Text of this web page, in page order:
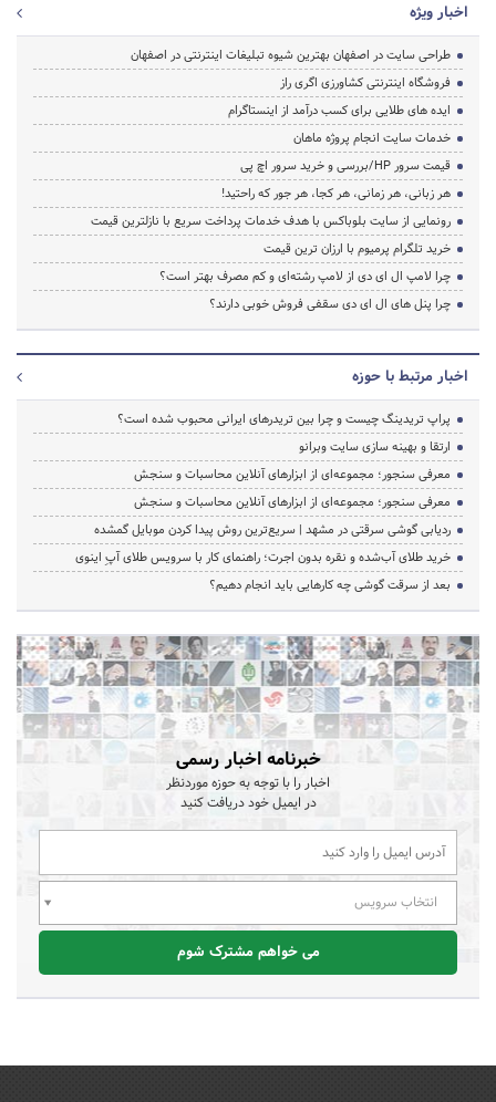
اخبار ویژه
طراحی سایت در اصفهان بهترین شیوه تبلیغات اینترنتی در اصفهان
فروشگاه اینترنتی کشاورزی اگری راز
ایده های طلایی برای کسب درآمد از اینستاگرام
خدمات سایت انجام پروژه ماهان
قیمت سرور HP/بررسی و خرید سرور اچ پی
هر زبانی، هر زمانی، هر کجا، هر جور که راحتید!
رونمایی از سایت بلوباکس با هدف خدمات پرداخت سریع با نازلترین قیمت
خرید تلگرام پرمیوم با ارزان ترین قیمت
چرا لامپ ال ای دی از لامپ رشته‌ای و کم مصرف بهتر است؟
چرا پنل های ال ای دی سقفی فروش خوبی دارند؟
اخبار مرتبط با حوزه
پراپ تریدینگ چیست و چرا بین تریدرهای ایرانی محبوب شده است؟
ارتقا و بهینه سازی سایت وبرانو
معرفی سنجور؛ مجموعه‌ای از ابزارهای آنلاین محاسبات و سنجش
معرفی سنجور؛ مجموعه‌ای از ابزارهای آنلاین محاسبات و سنجش
ردیابی گوشی سرقتی در مشهد | سریع‌ترین روش پیدا کردن موبایل گمشده
خرید طلای آب‌شده و نقره بدون اجرت؛ راهنمای کار با سرویس طلای آپِ اینوی
بعد از سرقت گوشی چه کارهایی باید انجام دهیم؟
خبرنامه اخبار رسمی
اخبار را با توجه به حوزه موردنظر
در ایمیل خود دریافت کنید
انتخاب سرویس
می خواهم مشترک شوم